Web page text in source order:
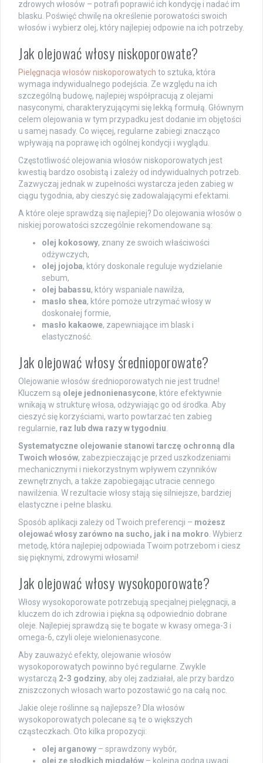
zdrowych włosów – potrafi poprawić ich kondycję i nadać im
blasku. Poświęć chwilę na określenie porowatości swoich
włosów i wybierz olej, który najlepiej odpowie na ich potrzeby.
Jak olejować włosy niskoporowate?
Pielęgnacja włosów niskoporowatych to sztuka, która
wymaga indywidualnego podejścia. Ze względu na ich
szczególną budowę, najlepiej współpracują z olejami
nasyconymi, charakteryzującymi się lekką formułą. Głównym
celem olejowania w tym przypadku jest dodanie im objętości
u samej nasady. Co więcej, regularne zabiegi znacząco
wpływają na poprawę ich ogólnej kondycji i wyglądu.
Częstotliwość olejowania włosów niskoporowatych jest
kwestią bardzo osobistą i zależy od indywidualnych potrzeb.
Zazwyczaj jednak w zupełności wystarcza jeden zabieg w
ciągu tygodnia, aby cieszyć się zadowalającymi efektami.
A które oleje sprawdzą się najlepiej? Do olejowania włosów o
niskiej porowatości szczególnie rekomendowane są:
olej kokosowy, znany ze swoich właściwości
odżywczych,
olej jojoba, który doskonale reguluje wydzielanie
sebum,
olej babassu, który wspaniale nawilża,
masło shea, które pomoże utrzymać włosy w
doskonałej formie,
masło kakaowe, zapewniające im blask i
elastyczność.
Jak olejować włosy średnioporowate?
Olejowanie włosów średnioporowatych nie jest trudne!
Kluczem są oleje jednonienasycone, które efektywnie
wnikają w strukturę włosa, odżywiając go od środka. Aby
cieszyć się korzyściami, warto powtarzać ten zabieg
regularnie, raz lub dwa razy w tygodniu
Systematyczne olejowanie stanowi tarczę ochronną dla
Twoich włosów, zabezpieczając je przed uszkodzeniami
mechanicznymi i niekorzystnym wpływem czynników
zewnętrznych, a także zapobiegając utracie cennego
nawilżenia. W rezultacie włosy stają się silniejsze, bardziej
elastyczne i pełne blasku.
Sposób aplikacji zależy od Twoich preferencji – możesz
olejować włosy zarówno na sucho, jak i na mokro . Wybierz
metodę, która najlepiej odpowiada Twoim potrzebom i ciesz
się pięknymi, zdrowymi włosami!
Jak olejować włosy wysokoporowate?
Włosy wysokoporowate potrzebują specjalnej pielęgnacji, a
kluczem do ich zdrowia i piękna są odpowiednio dobrane
oleje. Najlepiej sprawdzą się te bogate w kwasy omega-3 i
omega-6, czyli oleje wielonienasycone.
Aby zauważyć efekty, olejowanie włosów
wysokoporowatych powinno być regularne. Zwykle
wystarczą 2-3 godziny, aby olej zadziałał, ale przy bardzo
zniszczonych włosach warto pozostawić go na całą noc.
Jakie oleje roślinne są najlepsze? Dla włosów
wysokoporowatych polecane są te o większych
cząsteczkach. Oto kilka propozycji:
olej arganowy – sprawdzony wybór,
olej ze słodkich migdałów – kolejna godna uwagi